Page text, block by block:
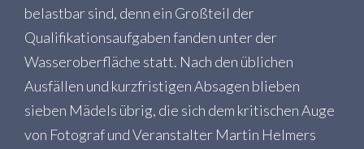
belastbar sind, denn ein Großteil der
Qualifikationsaufgaben fanden unter der
Wasseroberfläche statt. Nach den üblichen
Ausfällen und kurzfristigen Absagen blieben
sieben Mädels übrig, die sich dem kritischen Auge
von Fotograf und Veranstalter Martin Helmers